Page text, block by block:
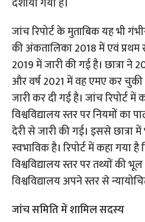
दर्शाया गया है।
जांच रिपोर्ट के मुताबिक यह भी
की अंकतालिका 2018 में एवं प्रथम
2019 में जारी की गई है। छात्रा ने
और वर्ष 2021 में वह एमए कर
जारी कर दी गई है। जांच रिपोर्ट
विश्वविद्यालय स्तर पर नियमों
देरी से जारी की गई। इससे छात्रा में
स्वभाविक है। रिपोर्ट में कहा गया
विश्वविद्यालय स्तर पर तथ्यों की
विश्वविद्यालय अपने स्तर से
जांच समिति में शामिल सदस्य